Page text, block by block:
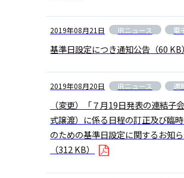
2019年08月21日 IRニュース 電
基準日設定につき通知公告 （60 KB）
2019年08月20日 IRニュース 適
（変更）「７月19日発表の連結子
式譲渡）に係る日程の訂正及び臨
のための基準日設定に関するお知
（312 KB）